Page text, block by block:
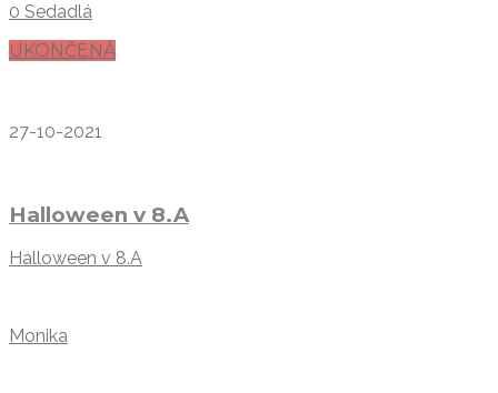
0 Sedadlá
UKONČENÁ
27-10-2021
Halloween v 8.A
Halloween v 8.A
Monika